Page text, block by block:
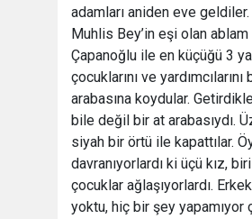
adamları aniden eve
Muhlis Bey’in eşi olan
Çapanoğlu ile en küçüğü 3
çocuklarını ve yardımcılarını
arabasına koydular.
bile değil bir at arabasıydı.
siyah bir örtü ile kapattılar.
davranıyorlardı ki üçü kız,
çocuklar ağlaşıyorlardı.
yoktu, hiç bir şey yapamıyor